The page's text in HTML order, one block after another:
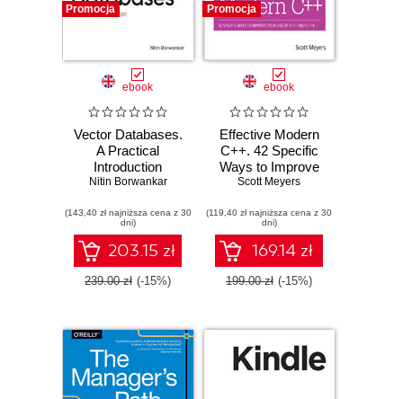
Promocja
ebook
Vector Databases.
A Practical
Introduction
Nitin Borwankar
(143,40 zł najniższa cena z 30
dni)
203.15 zł
239.00 zł (-15%)
Promocja
ebook
Effective Modern
C++. 42 Specific
Ways to Improve
Your Use of C++11
Scott Meyers
(119,40 zł najniższa cena z 30
dni)
169.14 zł
199.00 zł (-15%)